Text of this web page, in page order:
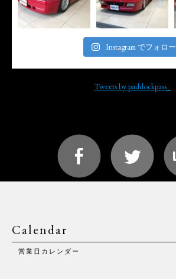
Instagram でフォロー
Tweets by paddockpass_
Calendar
営業日カレンダー